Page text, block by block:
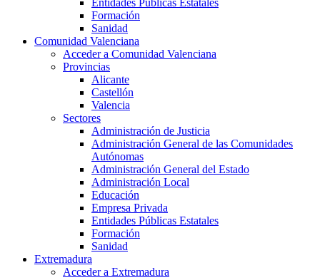
Entidades Públicas Estatales
Formación
Sanidad
Comunidad Valenciana
Acceder a Comunidad Valenciana
Provincias
Alicante
Castellón
Valencia
Sectores
Administración de Justicia
Administración General de las Comunidades
Autónomas
Administración General del Estado
Administración Local
Educación
Empresa Privada
Entidades Públicas Estatales
Formación
Sanidad
Extremadura
Acceder a Extremadura